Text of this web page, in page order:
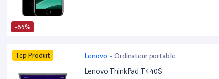
-66%
Top Produit Lenovo - Ordinateur portable
Lenovo ThinkPad T440S